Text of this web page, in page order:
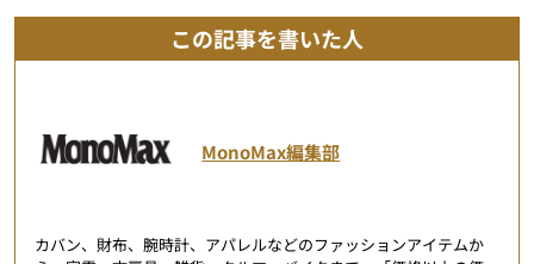
この記事を書いた人
MonoMax編集部
カバン、財布、腕時計、アパレルなどのファッションアイテムか